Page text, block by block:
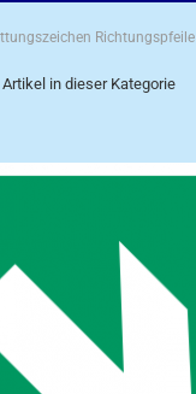
Richtungspfeile
in dieser Kategorie